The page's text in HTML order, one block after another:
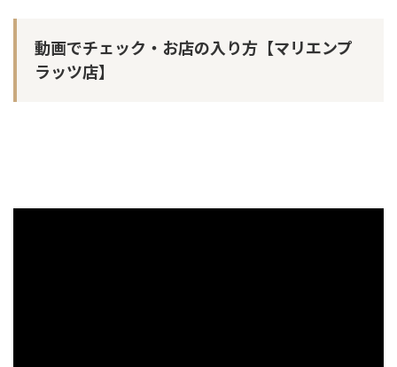
動画でチェック・お店の入り方【マリエンプ
ラッツ店】